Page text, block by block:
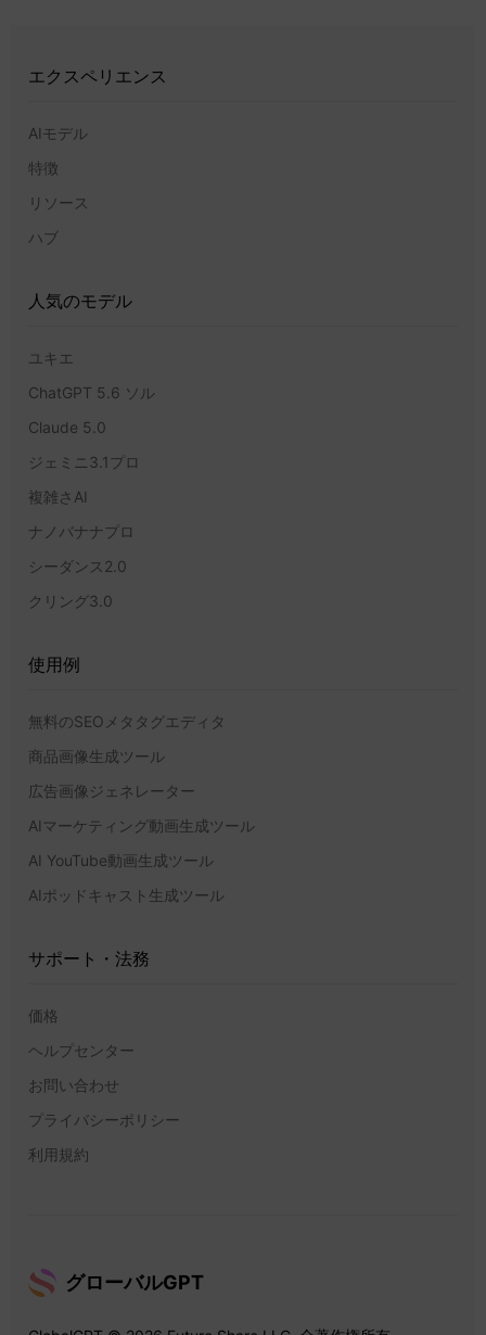
エクスペリエンス
AIモデル
特徴
リソース
ハブ
人気のモデル
ユキエ
ChatGPT 5.6 ソル
Claude 5.0
ジェミニ3.1プロ
複雑さAI
ナノバナナプロ
シーダンス2.0
クリング3.0
使用例
無料のSEOメタタグエディタ
商品画像生成ツール
広告画像ジェネレーター
AIマーケティング動画生成ツール
AI YouTube動画生成ツール
AIポッドキャスト生成ツール
サポート・法務
価格
ヘルプセンター
お問い合わせ
プライバシーポリシー
利用規約
グローバルGPT